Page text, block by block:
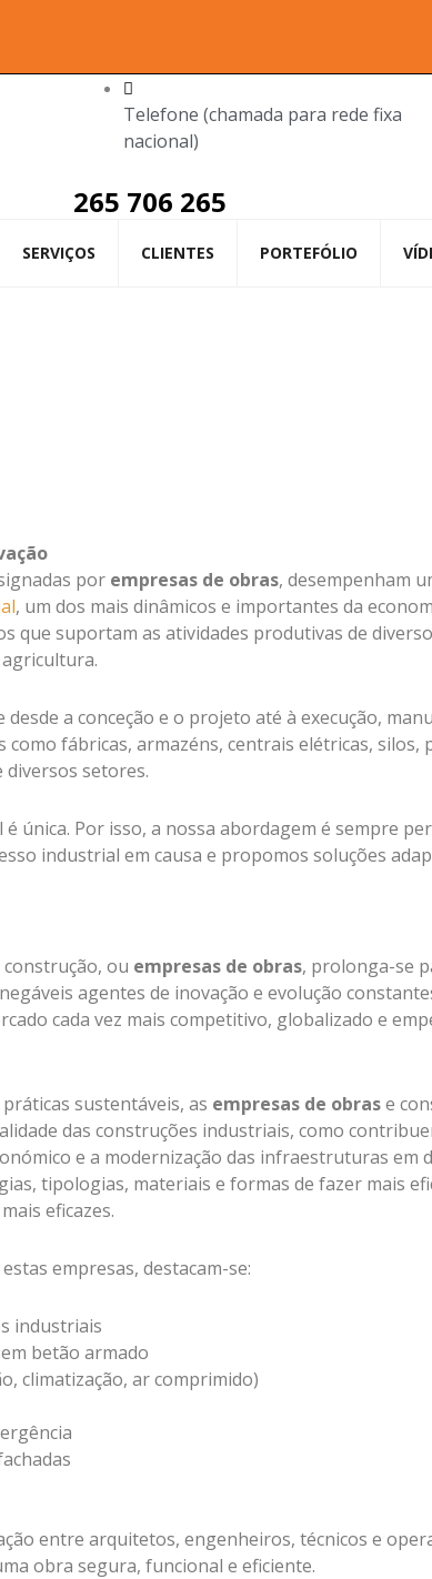
Telefone (chamada para rede fixa
nacional)
265 706 265
SERVIÇOS CLIENTES PORTEFÓLIO
por empresas de obras, desempenham
, um dos mais dinâmicos e importantes da
que suportam as atividades produtivas de
desde a conceção e o projeto até à execução,
fábricas, armazéns, centrais elétricas, silos,
diversos setores.
única. Por isso, a nossa abordagem é sempre
industrial em causa e propomos soluções
ou empresas de obras, prolonga-se
agentes de inovação e evolução
cada vez mais competitivo, globalizado e
sustentáveis, as empresas de obrase
das construções industriais, como
e a modernização das infraestruturas em
tipologias, materiais e formas de fazer mais
eficazes.
empresas, destacam-se:
industriais
betão armado
climatização, ar comprimido)
entre arquitetos, engenheiros, técnicos e
obra segura, funcional e eficiente.